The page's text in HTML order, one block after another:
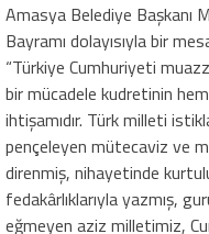
Amasya Belediye Başkanı
Bayramı dolayısıyla bir
“Türkiye Cumhuriyeti
bir mücadele kudretinin
ihtişamıdır. Türk milleti
pençeleyen mütecaviz ve
direnmiş, nihayetinde
fedakârlıklarıyla yazmış,
eğmeyen aziz milletimiz,